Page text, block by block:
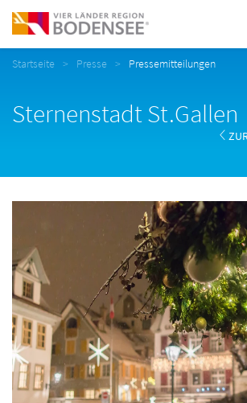
Startseite Presse Pressemitteilungen
Sternenstadt St.Gallen